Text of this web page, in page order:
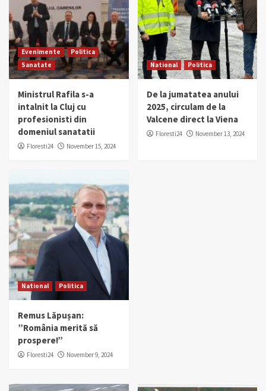
4
Din Floresti Evenimente Zona Metropolitana
PRIMARK DESCHIDE CEL DE-AL PATRULEA
MAGAZIN ÎN ROMÂNIA ÎN SEPTEMBRIE
Bugetul 2025 – Clujul, cât trei județe.
Primește cele mai mari sume din Ardeal de
la bugetul de stat în 2025
Evenimente
Politica
Sanatate
Ministrul Rafila s-a
intalnit la Cluj cu
profesionisti din
domeniul sanatatii
Floresti24 November 15, 2024
National Politica
De la jumatatea anului
2025, circulam de la
Valcene direct la Viena
Floresti24 November 13, 2024
National Politica
Remus Lăpușan:
”România merită să
prospere!”
Floresti24 November 9, 2024